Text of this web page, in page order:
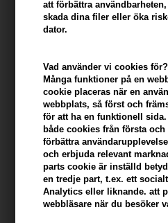
att förbättra
skada dina filer eller öka
dator.
Vad använder vi cookies för?
Många funktioner på en
cookie placeras när en
webbplats, så först och
för att ha en funktionell
både cookies från första
förbättra
och erbjuda relevant
parts cookie är inställd
en tredje part, t.ex. ett
Analytics eller liknande. att
webbläsare när du besöker
Enhetspris ved 2 stk. 518,00 SEK
I lager- Leveranstid: 2-3
Du tjänar 26 Bonuskronor på
konto
KÖP FÖR YTTERLIGARE 499,00 SEK
Beskrivning Recensioner